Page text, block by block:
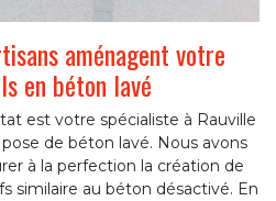
aménagent votre
en béton lavé
est votre spécialiste à Rauville
de béton lavé. Nous avons
à la perfection la création de
similaire au béton désactivé. En